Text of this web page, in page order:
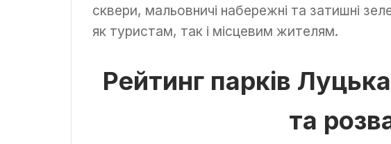
сквери, мальовничі набережні та затишні
як туристам, так і місцевим жителям.
Рейтинг парків
та